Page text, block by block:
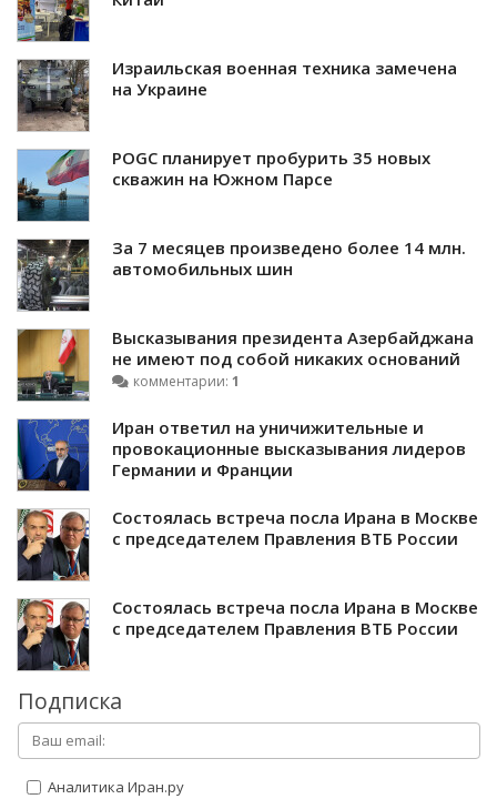
Израильская военная техника замечена
на Украине
POGC планирует пробурить 35 новых
скважин на Южном Парсе
За 7 месяцев произведено более 14 млн.
автомобильных шин
Высказывания президента Азербайджана
не имеют под собой никаких оснований
комментарии: 1
Иран ответил на уничижительные и
провокационные высказывания лидеров
Германии и Франции
Состоялась встреча посла Ирана в Москве
с председателем Правления ВТБ России
Состоялась встреча посла Ирана в Москве
с председателем Правления ВТБ России
Подписка
Аналитика Иран.ру